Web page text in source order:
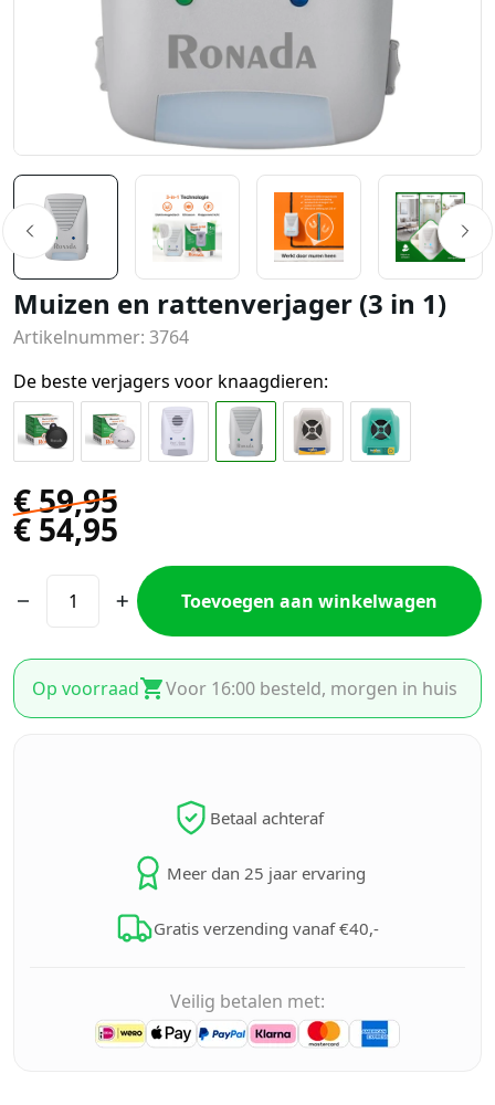
Muizen en rattenverjager (3 in 1)
Artikelnummer: 3764
De beste verjagers voor knaagdieren:
€59,95
€ 54,95
Toevoegen aan winkelwagen
Op voorraad Voor 16:00 besteld, morgen in huis
Betaal achteraf
Meer dan 25 jaar ervaring
Gratis verzending vanaf €40,-
Veilig betalen met: